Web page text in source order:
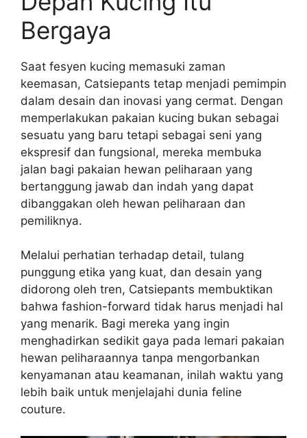
Bergaya
Saat fesyen kucing memasuki zaman
keemasan, Catsiepants tetap menjadi pemimpin
dalam desain dan inovasi yang cermat. Dengan
memperlakukan pakaian kucing bukan sebagai
sesuatu yang baru tetapi sebagai seni yang
ekspresif dan fungsional, mereka membuka
jalan bagi pakaian hewan peliharaan yang
bertanggung jawab dan indah yang dapat
dibanggakan oleh hewan peliharaan dan
pemiliknya.
Melalui perhatian terhadap detail, tulang
punggung etika yang kuat, dan desain yang
didorong oleh tren, Catsiepants membuktikan
bahwa fashion-forward tidak harus menjadi hal
yang menarik. Bagi mereka yang ingin
menghadirkan sedikit gaya pada lemari pakaian
hewan peliharaannya tanpa mengorbankan
kenyamanan atau keamanan, inilah waktu yang
lebih baik untuk menjelajahi dunia feline
couture.